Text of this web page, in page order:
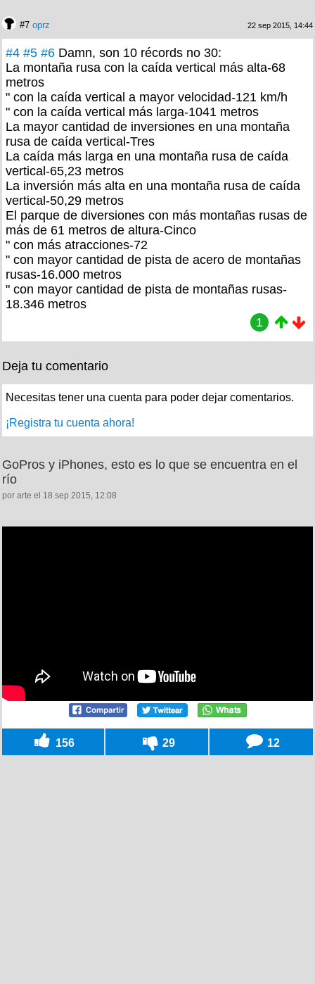
#7 oprz 22 sep 2015, 14:44
#4 #5 #6 Damn, son 10 récords no 30:
La montaña rusa con la caída vertical más alta-68
metros
" con la caída vertical a mayor velocidad-121 km/h
" con la caída vertical más larga-1041 metros
La mayor cantidad de inversiones en una montaña
rusa de caída vertical-Tres
La caída más larga en una montaña rusa de caída
vertical-65,23 metros
La inversión más alta en una montaña rusa de caída
vertical-50,29 metros
El parque de diversiones con más montañas rusas de
más de 61 metros de altura-Cinco
" con más atracciones-72
" con mayor cantidad de pista de acero de montañas
rusas-16.000 metros
" con mayor cantidad de pista de montañas rusas-
18.346 metros
1
Deja tu comentario
Necesitas tener una cuenta para poder dejar comentarios.
¡Registra tu cuenta ahora!
GoPros y iPhones, esto es lo que se encuentra en el
río
por arte el 18 sep 2015, 12:08
156 29 12